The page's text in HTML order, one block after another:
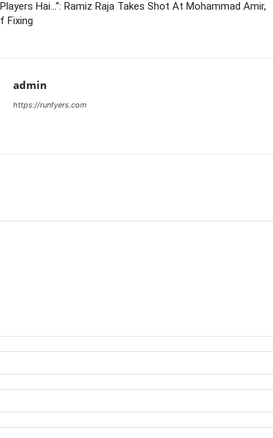
Hai…”: Ramiz Raja Takes Shot At Mohammad Amir,
Fixing
admin
https://runfyers.com